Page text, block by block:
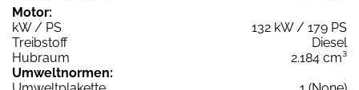
Motor:
kW / PS
132 kW / 179 PS
Treibstoff
Diesel
Hubraum
2.184 cm³
Umweltnormen: